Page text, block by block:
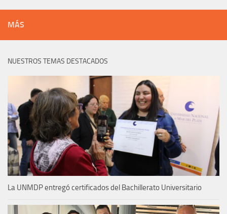
MÁS
NUESTROS TEMAS DESTACADOS
La UNMDP entregó certificados del Bachillerato Universitario